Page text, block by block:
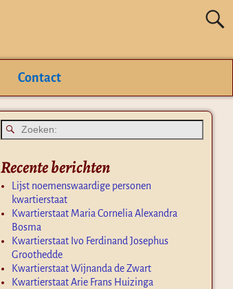
Contact
Recente berichten
Lijst noemenswaardige personen
kwartierstaat
Kwartierstaat Maria Cornelia Alexandra
Bosma
Kwartierstaat Ivo Ferdinand Josephus
Groothedde
Kwartierstaat Wijnanda de Zwart
Kwartierstaat Arie Frans Huizinga